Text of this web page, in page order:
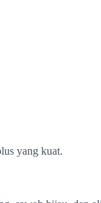
yang kuat.